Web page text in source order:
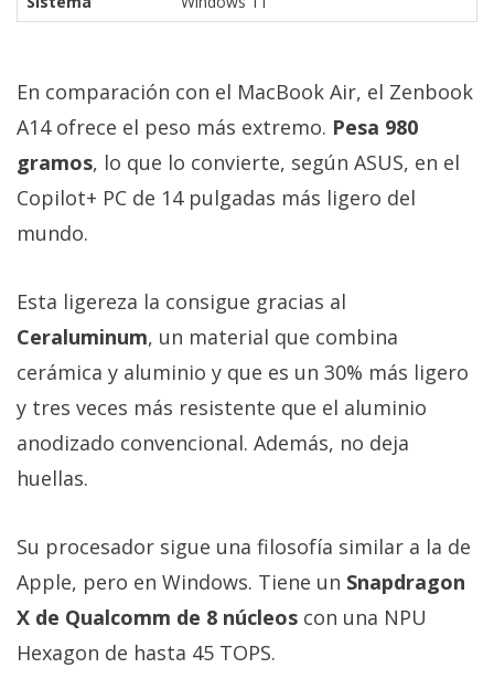
En comparación con el MacBook Air, el Zenbook
A14 ofrece el peso más extremo. Pesa 980
gramos, lo que lo convierte, según ASUS, en el
Copilot+ PC de 14 pulgadas más ligero del
mundo.
Esta ligereza la consigue gracias al
Ceraluminum, un material que combina
cerámica y aluminio y que es un 30% más ligero
y tres veces más resistente que el aluminio
anodizado convencional. Además, no deja
huellas.
Su procesador sigue una filosofía similar a la de
Apple, pero en Windows. Tiene un Snapdragon
X de Qualcomm de 8 núcleos con una NPU
Hexagon de hasta 45 TOPS.